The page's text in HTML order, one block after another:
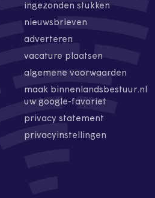
ingezonden stukken
nieuwsbrieven
adverteren
vacature plaatsen
algemene voorwaarden
maak binnenlandsbestuur.nl
uw google-favoriet
privacy statement
privacyinstellingen